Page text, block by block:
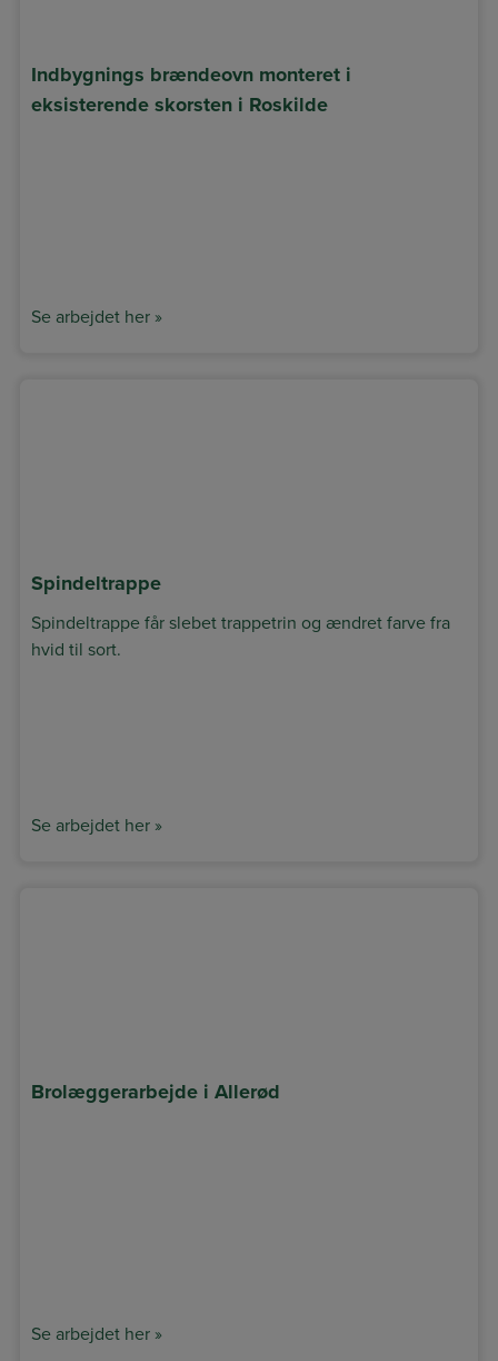
Indbygnings brændeovn monteret i
eksisterende skorsten i Roskilde
Se arbejdet her »
Spindeltrappe
Spindeltrappe får slebet trappetrin og ændret farve fra
hvid til sort.
Se arbejdet her »
Brolæggerarbejde i Allerød
Se arbejdet her »